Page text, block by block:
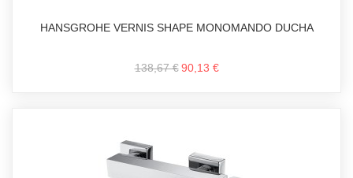
HANSGROHE VERNIS SHAPE MONOMANDO DUCHA
138,67 € 90,13 €